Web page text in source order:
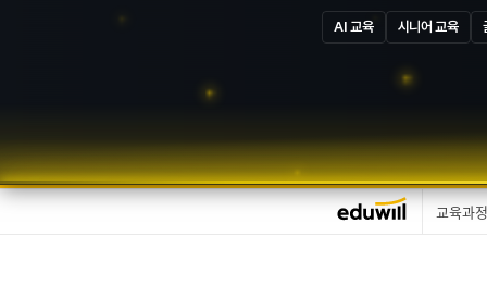
AI 교육 시니어 교육
교육과정